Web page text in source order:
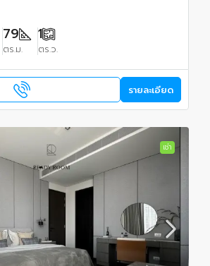
79
ตร.ม.
1
ตร.ว.
รายละเอียด
เช่า